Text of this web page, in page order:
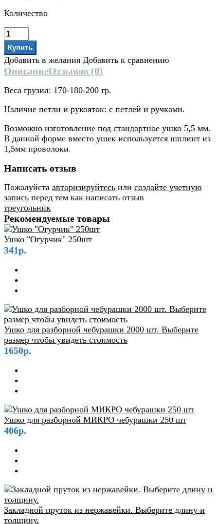
Количество
Добавить в желания Добавить к сравнению
ОписаниеОтзывов (0)
Веса грузил: 170-180-200 гр.
Наличие петли и рукояток: с петлей и ручками.
Возможно изготовление под стандартное ушко 5,5 мм.
В данной форме вместо ушек используется шплинт из
1,5мм проволоки.
Написать отзыв
Пожалуйста авторизируйтесь или создайте учетную
запись перед тем как написать отзыв
треугольник
Рекомендуемые товары
Ушко "Огурчик" 250шт
341р.
Ушко для разборной чебурашки 2000 шт. Выберите
размер чтобы увидеть стоимость
1650р.
Ушко для разборной МИКРО чебурашки 250 шт
406р.
Закладной пруток из нержавейки. Выберите длину и
толщину.